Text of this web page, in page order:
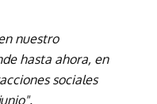
nuestro
hasta ahora, en
sociales